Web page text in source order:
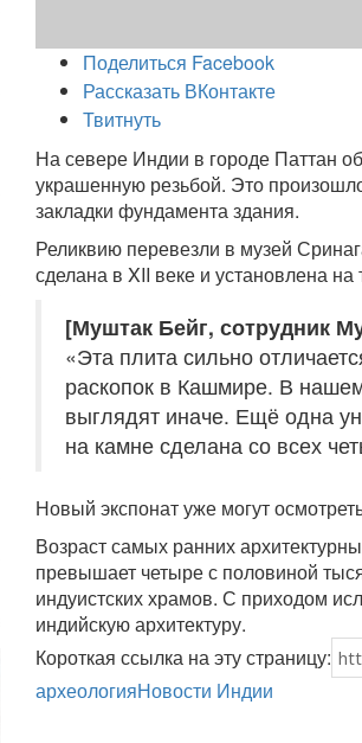
Поделиться Facebook
Рассказать ВКонтакте
Твитнуть
На севере Индии в городе Паттан
украшенную резьбой. Это
закладки фундамента здания.
Реликвию перевезли в музей
сделана в XII веке и установлена
[Муштак Бейг, сотрудник
«Эта плита сильно
раскопок в Кашмире. В
выглядят иначе. Ещё одна
на камне сделана со всех
Новый экспонат уже могут
Возраст самых ранних
превышает четыре с половиной
индуистских храмов. С приходом
индийскую архитектуру.
Короткая ссылка на эту страницу:
археологияНовости Индии